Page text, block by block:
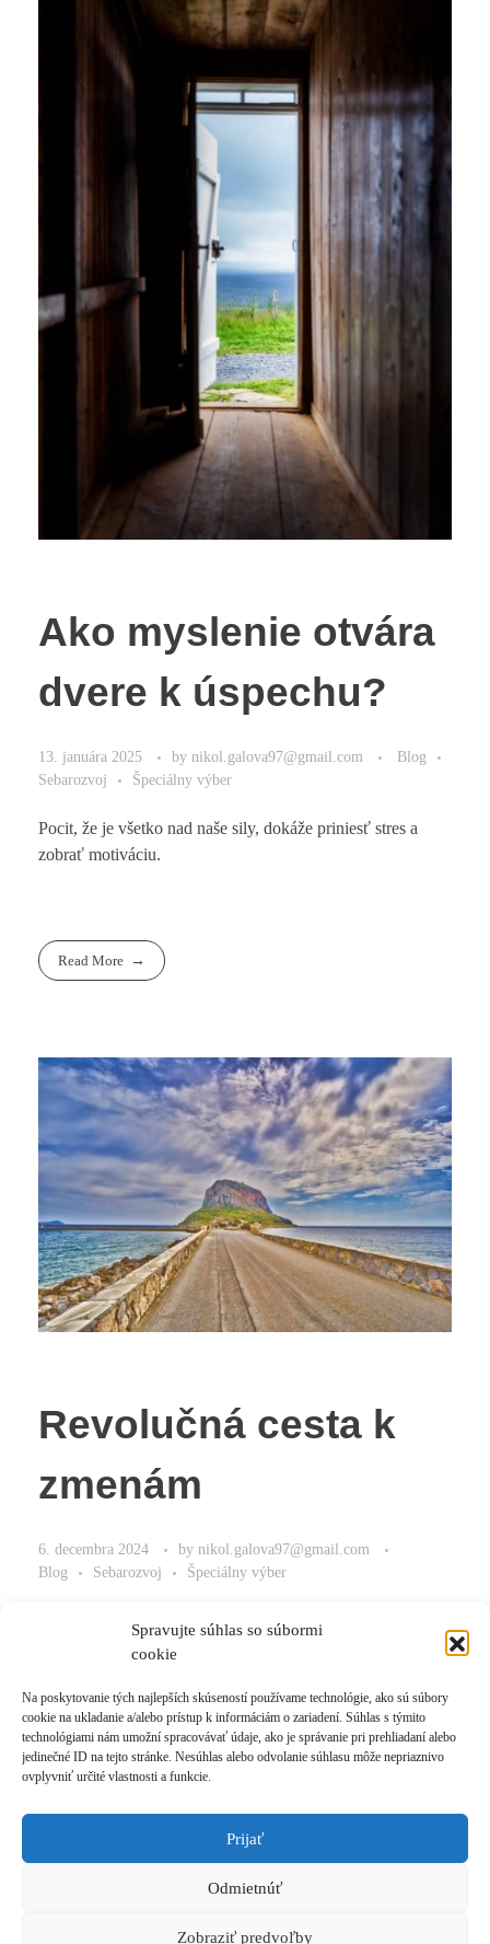
Spravujte súhlas so súbormi
cookie
Na poskytovanie tých najlepších skúseností používame technológie, ako sú súbory
cookie na ukladanie a/alebo prístup k informáciám o zariadení. Súhlas s týmito
technológiami nám umožní spracovávať údaje, ako je správanie pri prehliadaní alebo
jedinečné ID na tejto stránke. Nesúhlas alebo odvolanie súhlasu môže nepriaznivo
ovplyvniť určité vlastnosti a funkcie.
Prijať
Odmietnúť
Zobraziť predvoľby
Ako myslenie otvára
dvere k úspechu?
13. januára 2025 by nikol.galova97@gmail.com
Blog
Sebarozvoj
Špeciálny výber
Pocit, že je všetko nad naše sily, dokáže priniesť stres a
zobrať motiváciu.
Read More
Revolučná cesta k
zmenám
6. decembra 2024 by nikol.galova97@gmail.com
Blog
Sebarozvoj Špeciálny výber
Nájdite správnu cestu k zmenám.
Read More
© 2021 Akadémia Andyho Winsona, so sídlom Ľubochnianska 4, 831 04 Bratislava, IČO:
Všeobecné obchodné podmienky|Zásady spracúvania osobných údajov